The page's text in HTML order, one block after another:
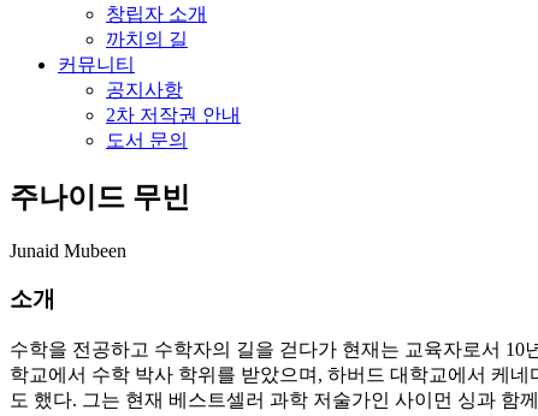
창립자 소개
까치의 길
커뮤니티
공지사항
2차 저작권 안내
도서 문의
주나이드 무빈
Junaid Mubeen
소개
수학을 전공하고 수학자의 길을 걷다가 현재는 교육자로서
학교에서 수학 박사 학위를 받았으며, 하버드 대학교에서 케
도 했다. 그는 현재 베스트셀러 과학 저술가인 사이먼 싱과 함